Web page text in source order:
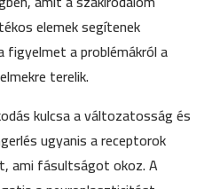
elemek segítenek
a problémákról a
terelik.
kulcsa a változatosság és
ugyanis a receptorok
ami fásultságot okoz. A